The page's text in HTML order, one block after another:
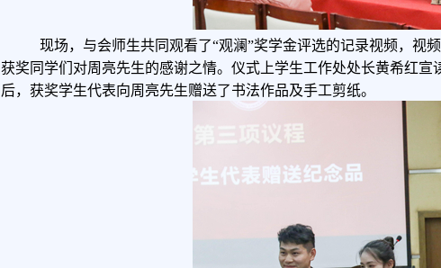
现场，与会师生共同观看了“观澜”奖学金评选的记录视频，视
获奖同学们对周亮先生的感谢之情。仪式上学生工作处处长黄希红
后，获奖学生代表向周亮先生赠送了书法作品及手工剪纸。